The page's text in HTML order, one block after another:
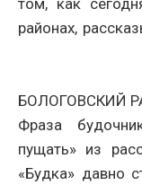
районах,
БОЛОГОВСКИЙ
Фраза
пущать» из
«Будка» давно